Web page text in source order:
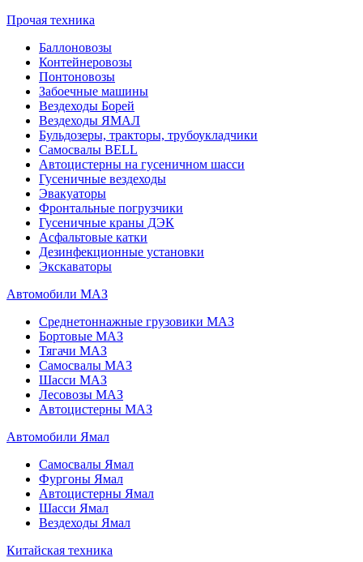
Прочая техника
Баллоновозы
Контейнеровозы
Понтоновозы
Забоечные машины
Вездеходы Борей
Вездеходы ЯМАЛ
Бульдозеры, тракторы, трубоукладчики
Самосвалы BELL
Автоцистерны на гусеничном шасси
Гусеничные вездеходы
Эвакуаторы
Фронтальные погрузчики
Гусеничные краны ДЭК
Асфальтовые катки
Дезинфекционные установки
Экскаваторы
Автомобили МАЗ
Среднетоннажные грузовики МАЗ
Бортовые МАЗ
Тягачи МАЗ
Самосвалы МАЗ
Шасси МАЗ
Лесовозы МАЗ
Автоцистерны МАЗ
Автомобили Ямал
Самосвалы Ямал
Фургоны Ямал
Автоцистерны Ямал
Шасси Ямал
Вездеходы Ямал
Китайская техника